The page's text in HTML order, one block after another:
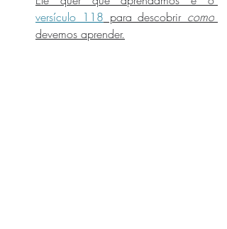
versículo 118 para descobrir como
devemos aprender.